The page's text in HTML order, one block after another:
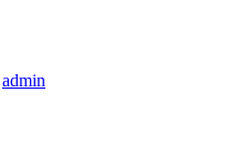
admin